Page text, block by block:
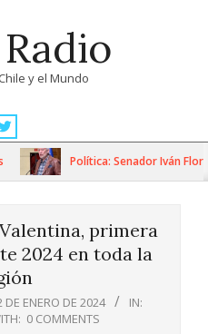
y el Mundo
Política: Senador Iván Flores
primera
2024 en toda la
DE ENERO DE 2024
IN:
0 COMMENTS